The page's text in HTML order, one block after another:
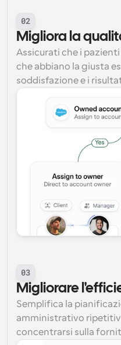
02
Migliora la
Assicurati che i
che abbiano la giusta
soddisfazione e i
03
Migliorare
Semplifica la
amministrativo
concentrarsi sulla